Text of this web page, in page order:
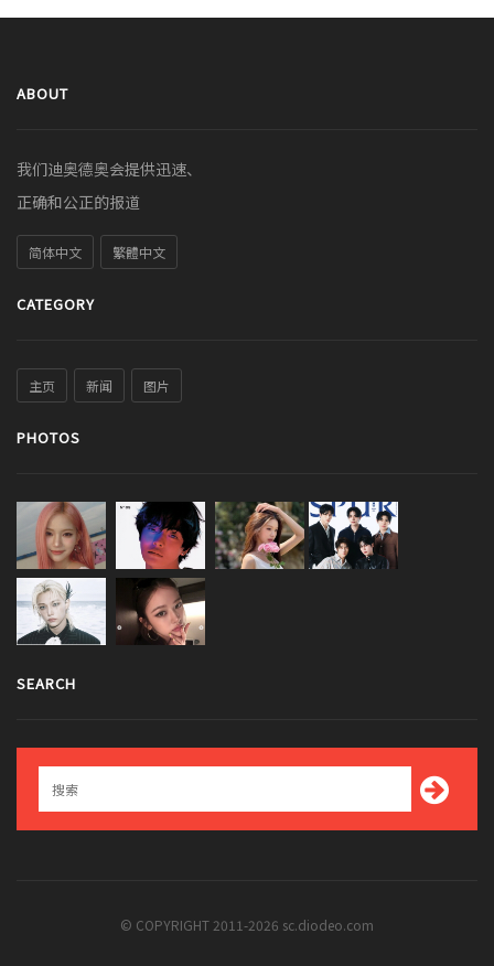
ABOUT
我们迪奥德奥会提供迅速、
正确和公正的报道
简体中文 繁體中文
CATEGORY
主页 新闻 图片
PHOTOS
SEARCH
© COPYRIGHT 2011-2026 sc.diodeo.com